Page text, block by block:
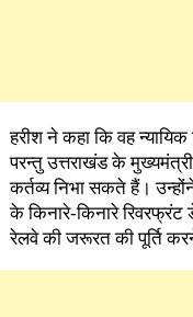
हरीश ने कहा कि वह न्यायिक
परन्तु उत्तराखंड के
कर्तव्य निभा सकते हैं।
के किनारे-किनारे
रेलवे की जरूरत की पूर्ति